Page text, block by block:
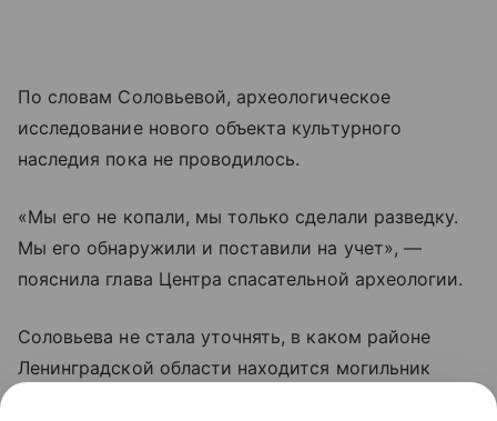
По словам Соловьевой, археологическое
исследование нового объекта культурного
наследия пока не проводилось.
«Мы его не копали, мы только сделали разведку.
Мы его обнаружили и поставили на учет», —
пояснила глава Центра спасательной археологии.
Соловьева не стала уточнять, в каком районе
Ленинградской области находится могильник